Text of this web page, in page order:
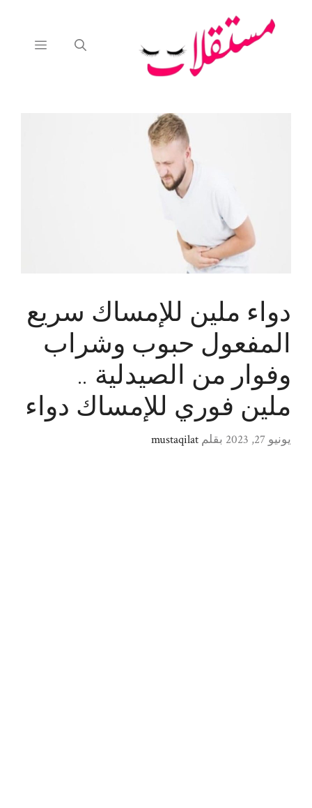
القائمة
دواء ملين للإمساك سريع
المفعول حبوب وشراب
وفوار من الصيدلية ..
ملين فوري للإمساك دواء
يونيو 27, 2023 بقلم mustaqilat